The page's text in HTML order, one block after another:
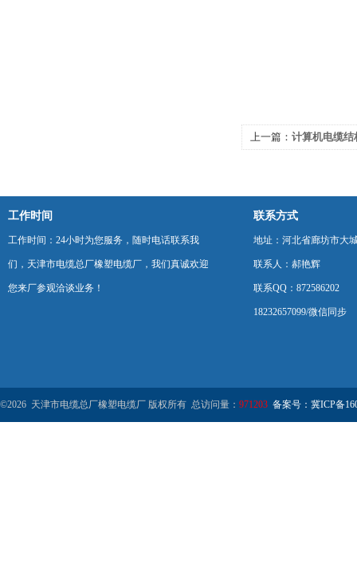
上一篇： 计算机电缆结
工作时间
工作时间：24小时为您服务，随时电话联系我
们，天津市电缆总厂橡塑电缆厂，我们真诚欢迎
您来厂参观洽谈业务！
联系方式
地址：河北省廊坊市大
联系人：郝艳辉
联系QQ：872586202
18232657099/微信同步
©2026 天津市电缆总厂橡塑电缆厂 版权所有 总访问量： 971203 备案号：冀ICP备